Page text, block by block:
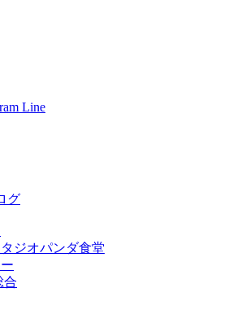
Line
グ
ジオパンダ食堂
合